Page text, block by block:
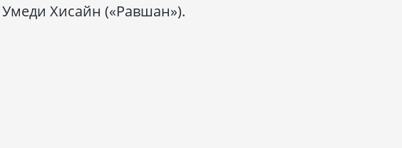
Умеди Хисайн («Равшан»).